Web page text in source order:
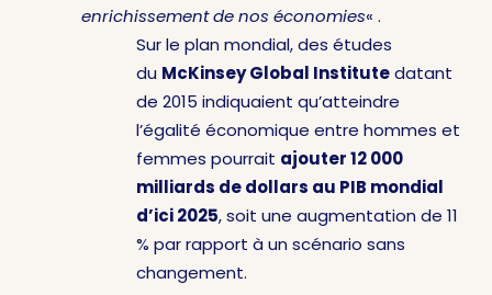
enrichissement de nos économies« .
Sur le plan mondial, des études
du McKinsey Global Institutedatant
de 2015 indiquaient qu’atteindre
l’égalité économique entre hommes et
femmes pourrait ajouter 12 000
milliards de dollars au PIB mondial
d’ici 2025, soit une augmentation de 11
% par rapport à un scénario sans
changement.